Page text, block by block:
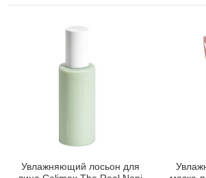
Увлажняющий лосьон для